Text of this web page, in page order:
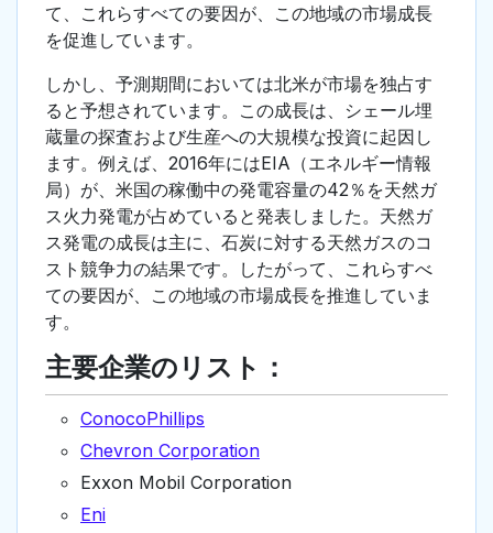
て、これらすべての要因が、この地域の市場成長
を促進しています。
しかし、予測期間においては北米が市場を独占す
ると予想されています。この成長は、シェール埋
蔵量の探査および生産への大規模な投資に起因し
ます。例えば、2016年にはEIA（エネルギー情報
局）が、米国の稼働中の発電容量の42％を天然ガ
ス火力発電が占めていると発表しました。天然ガ
ス発電の成長は主に、石炭に対する天然ガスのコ
スト競争力の結果です。したがって、これらすべ
ての要因が、この地域の市場成長を推進していま
す。
主要企業のリスト：
ConocoPhillips
Chevron Corporation
Exxon Mobil Corporation
Eni